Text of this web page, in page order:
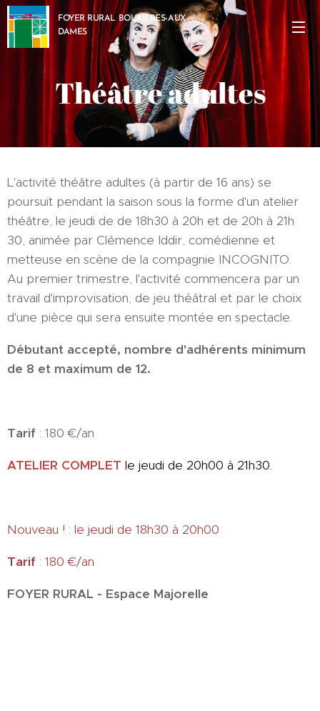
FOYER RURAL BOUXIERES-AUX-
DAMES
Théâtre adultes
L'activité théâtre adultes (à partir de 16 ans) se
poursuit pendant la saison sous la forme d'un atelier
théâtre, le jeudi de de 18h30 à 20h et de 20h à 21h
30, animée par Clémence Iddir, comédienne et
metteuse en scène de la compagnie INCOGNITO.
Au premier trimestre, l'activité commencera par un
travail d'improvisation, de jeu théâtral et par le choix
d'une pièce qui sera ensuite montée en spectacle.
Débutant accepté, nombre d'adhérents minimum
de 8 et maximum de 12.
Tarif : 180 €/an
ATELIER COMPLET le jeudi de 20h00 à 21h30.
Nouveau ! : le jeudi de 18h30 à 20h00
Tarif : 180 €/an
FOYER RURAL - Espace Majorelle